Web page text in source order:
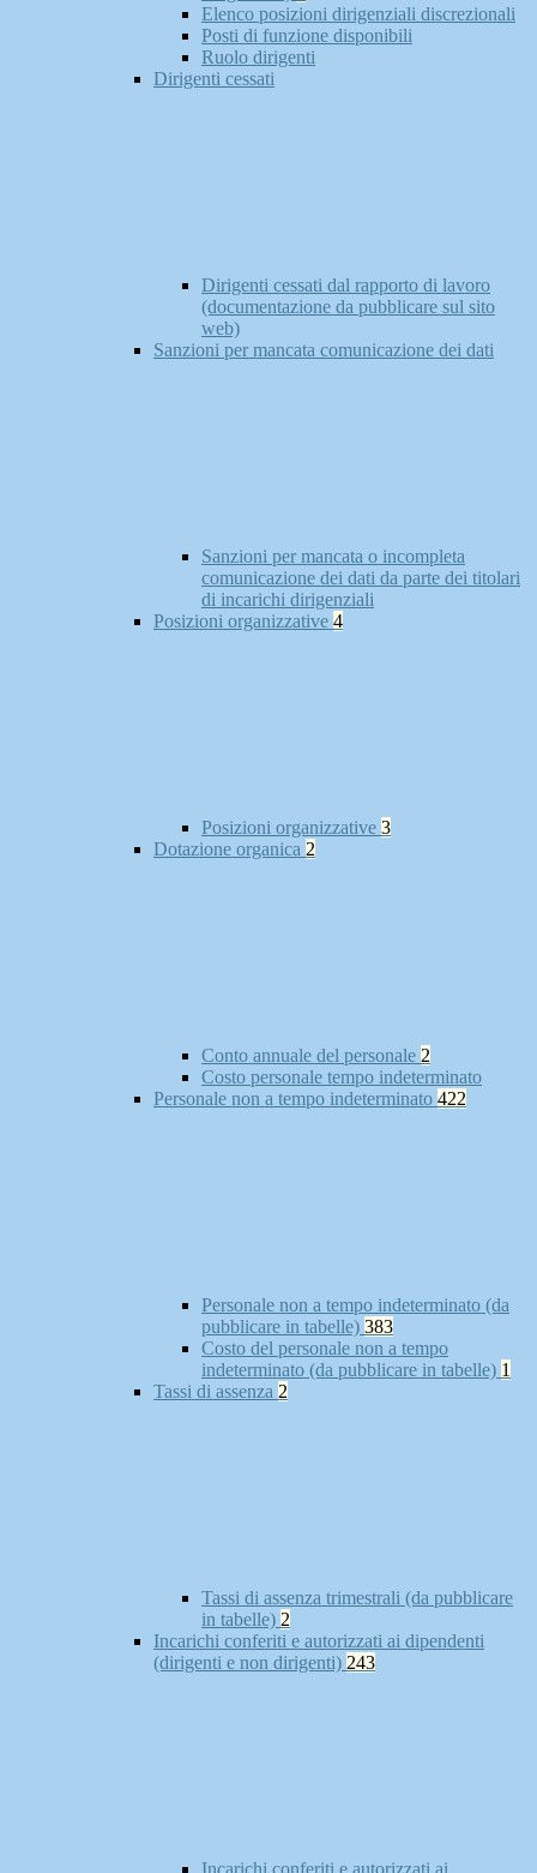
Elenco posizioni dirigenziali discrezionali
Posti di funzione disponibili
Ruolo dirigenti
Dirigenti cessati
Dirigenti cessati dal rapporto di lavoro
(documentazione da pubblicare sul sito
web)
Sanzioni per mancata comunicazione dei dati
Sanzioni per mancata o incompleta
comunicazione dei dati da parte dei titolari
di incarichi dirigenziali
Posizioni organizzative 4
Posizioni organizzative 3
Dotazione organica 2
Conto annuale del personale 2
Costo personale tempo indeterminato
Personale non a tempo indeterminato 422
Personale non a tempo indeterminato (da
pubblicare in tabelle) 383
Costo del personale non a tempo
indeterminato (da pubblicare in tabelle) 1
Tassi di assenza 2
Tassi di assenza trimestrali (da pubblicare
in tabelle) 2
Incarichi conferiti e autorizzati ai dipendenti
(dirigenti e non dirigenti) 243